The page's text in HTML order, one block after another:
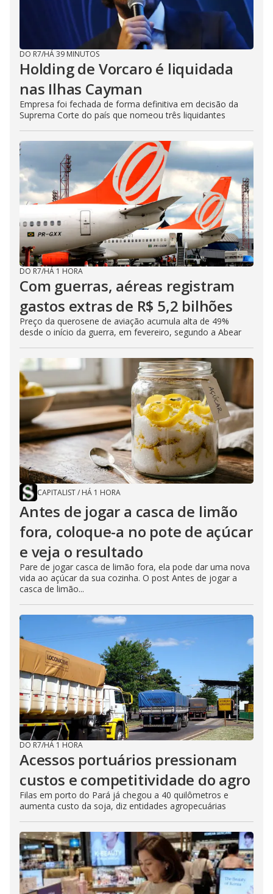
DO R7/HÁ 39 MINUTOS
Holding de Vorcaro é liquidada
nas Ilhas Cayman
Empresa foi fechada de forma definitiva em decisão da
Suprema Corte do país que nomeou três liquidantes
DO R7/HÁ 1 HORA
Com guerras, aéreas registram
gastos extras de R$ 5,2 bilhões
Preço da querosene de aviação acumula alta de 49%
desde o início da guerra, em fevereiro, segundo a Abear
CAPITALIST/ HÁ 1 HORA
Antes de jogar a casca de limão
fora, coloque-a no pote de açúcar
e veja o resultado
Pare de jogar casca de limão fora, ela pode dar uma nova
vida ao açúcar da sua cozinha. O post Antes de jogar a
casca de limão...
DO R7/HÁ 1 HORA
Acessos portuários pressionam
custos e competitividade do agro
Filas em porto do Pará já chegou a 40 quilômetros e
aumenta custo da soja, diz entidades agropecuárias